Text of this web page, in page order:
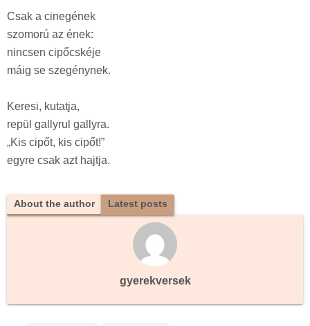
Csak a cinegének
szomorú az ének:
nincsen cipőcskéje
máig se szegénynek.
Keresi, kutatja,
repül gallyrul gallyra.
„Kis cipőt, kis cipőt!”
egyre csak azt hajtja.
About the author Latest posts
gyerekversek